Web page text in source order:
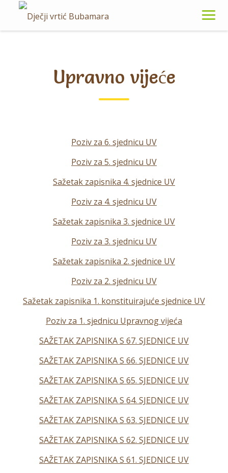
content
Upravno vijeće
Poziv za 6. sjednicu UV
Poziv za 5. sjednicu UV
Sažetak zapisnika 4. sjednice UV
Poziv za 4. sjednicu UV
Sažetak zapisnika 3. sjednice UV
Poziv za 3. sjednicu UV
Sažetak zapisnika 2. sjednice UV
Poziv za 2. sjednicu UV
Sažetak zapisnika 1. konstituirajuće sjednice UV
Poziv za 1. sjednicu Upravnog vijeća
SAŽETAK ZAPISNIKA S 67. SJEDNICE UV
SAŽETAK ZAPISNIKA S 66. SJEDNICE UV
SAŽETAK ZAPISNIKA S 65. SJEDNICE UV
SAŽETAK ZAPISNIKA S 64. SJEDNICE UV
SAŽETAK ZAPISNIKA S 63. SJEDNICE UV
SAŽETAK ZAPISNIKA S 62. SJEDNICE UV
SAŽETAK ZAPISNIKA S 61. SJEDNICE UV